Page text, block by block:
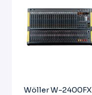
Wöller W-2400FX